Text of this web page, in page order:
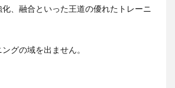
、融合といった王道の優れたトレーニ
グの域を出ません。